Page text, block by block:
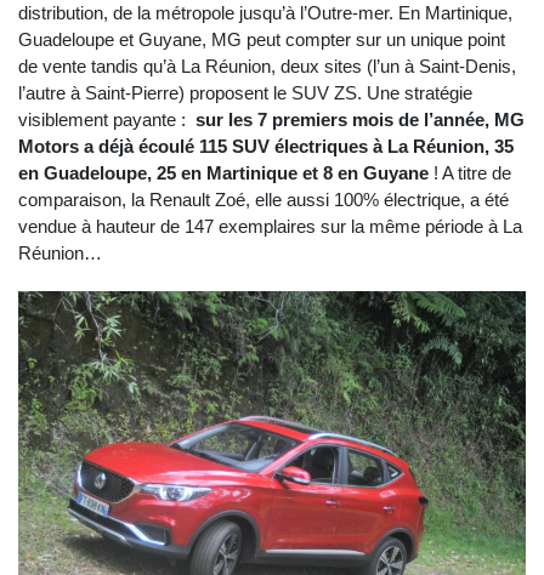
distribution, de la métropole jusqu’à l’Outre-mer. En Martinique,
Guadeloupe et Guyane, MG peut compter sur un unique point
de vente tandis qu’à La Réunion, deux sites (l’un à Saint-Denis,
l’autre à Saint-Pierre) proposent le SUV ZS. Une stratégie
visiblement payante : sur les 7 premiers mois de l’année, MG
Motors a déjà écoulé 115 SUV électriques à La Réunion, 35
en Guadeloupe, 25 en Martinique et 8 en Guyane ! A titre de
comparaison, la Renault Zoé, elle aussi 100% électrique, a été
vendue à hauteur de 147 exemplaires sur la même période à La
Réunion…